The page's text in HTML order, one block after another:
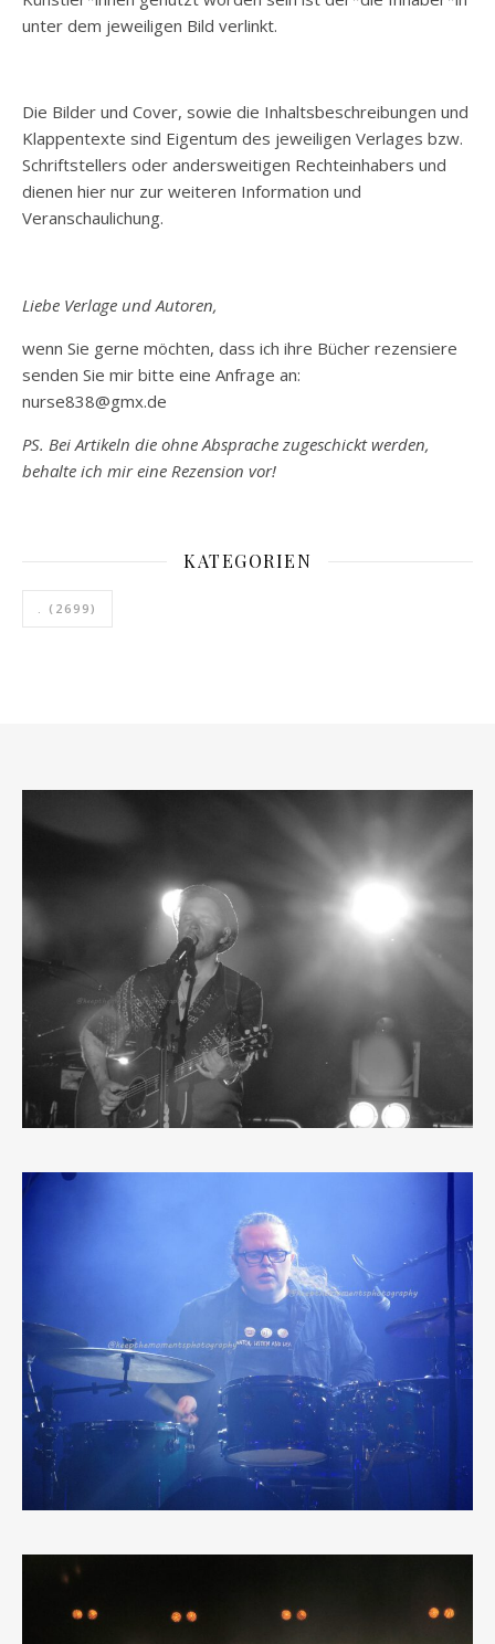
unter dem jeweiligen Bild verlinkt.
Die Bilder und Cover, sowie die Inhaltsbeschreibungen und
Klappentexte sind Eigentum des jeweiligen Verlages bzw.
Schriftstellers oder andersweitigen Rechteinhabers und
dienen hier nur zur weiteren Information und
Veranschaulichung.
Liebe Verlage und Autoren,
wenn Sie gerne möchten, dass ich ihre Bücher rezensiere
senden Sie mir bitte eine Anfrage an:
nurse838@gmx.de
PS. Bei Artikeln die ohne Absprache zugeschickt werden,
behalte ich mir eine Rezension vor!
KATEGORIEN
. (2699)